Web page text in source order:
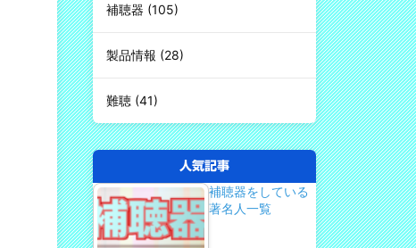
補聴器 (105)
製品情報 (28)
難聴 (41)
人気記事
補聴器をしている
著名人一覧